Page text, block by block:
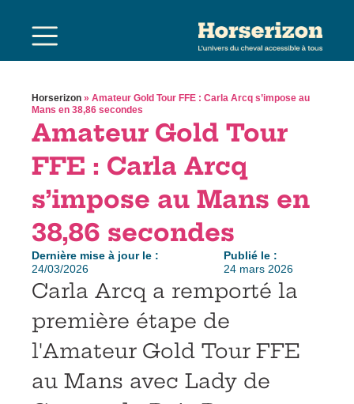
Horserizon » Amateur Gold Tour FFE : Carla Arcq s’impose au
Mans en 38,86 secondes
Amateur Gold Tour
FFE : Carla Arcq
s’impose au Mans en
38,86 secondes
Dernière mise à jour le :
24/03/2026
Publié le :
24 mars 2026
Carla Arcq a remporté la
première étape de
l'Amateur Gold Tour FFE
au Mans avec Lady de